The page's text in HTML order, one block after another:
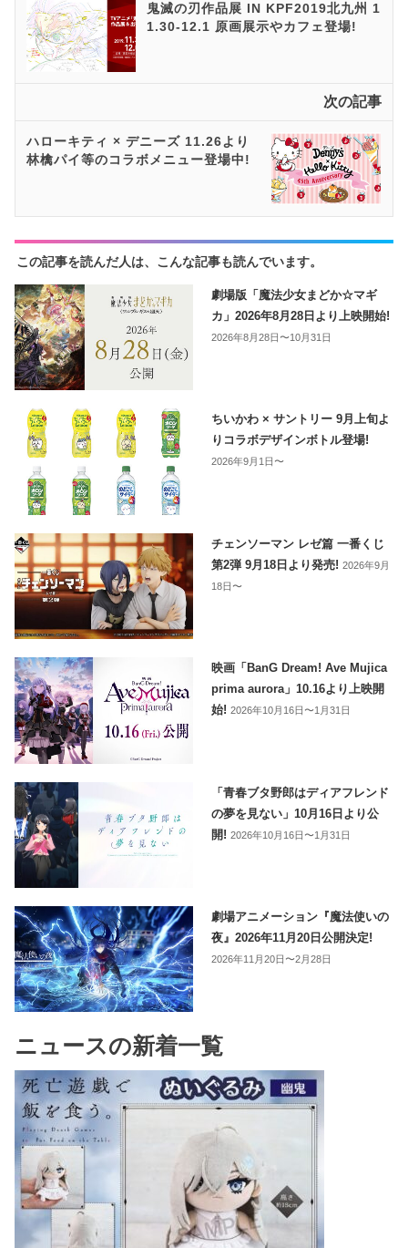
鬼滅の刃作品展 IN KPF2019北九州 1
1.30-12.1 原画展示やカフェ登場!
次の記事
ハローキティ × デニーズ 11.26より
林檎パイ等のコラボメニュー登場中!
この記事を読んだ人は、こんな記事も読んでいます。
劇場版「魔法少女まどか☆マギ
カ」2026年8月28日より上映開始!
2026年8月28日〜10月31日
ちいかわ × サントリー 9月上旬よ
りコラボデザインボトル登場!
2026年9月1日〜
チェンソーマン レゼ篇 一番くじ
第2弾 9月18日より発売!2026年9月
18日〜
映画「BanG Dream! Ave Mujica
prima aurora」10.16より上映開
始!2026年10月16日〜1月31日
「青春ブタ野郎はディアフレンド
の夢を見ない」10月16日より公
開!2026年10月16日〜1月31日
劇場アニメーション『魔法使いの
夜』2026年11月20日公開決定!
2026年11月20日〜2月28日
ニュースの新着一覧